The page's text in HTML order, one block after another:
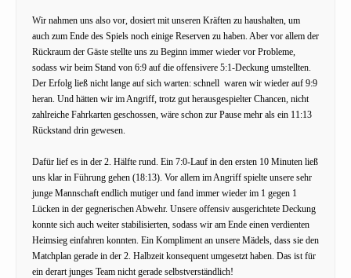
Wir nahmen uns also vor, dosiert mit unseren Kräften zu haushalten, um
auch zum Ende des Spiels noch einige Reserven zu haben. Aber vor allem der
Rückraum der Gäste stellte uns zu Beginn immer wieder vor Probleme,
sodass wir beim Stand von 6:9 auf die offensivere 5:1-Deckung umstellten.
Der Erfolg ließ nicht lange auf sich warten: schnell waren wir wieder auf 9:9
heran. Und hätten wir im Angriff, trotz gut herausgespielter Chancen, nicht
zahlreiche Fahrkarten geschossen, wäre schon zur Pause mehr als ein 11:13
Rückstand drin gewesen.
Dafür lief es in der 2. Hälfte rund. Ein 7:0-Lauf in den ersten 10 Minuten ließ
uns klar in Führung gehen (18:13). Vor allem im Angriff spielte unsere sehr
junge Mannschaft endlich mutiger und fand immer wieder im 1 gegen 1
Lücken in der gegnerischen Abwehr. Unsere offensiv ausgerichtete Deckung
konnte sich auch weiter stabilisierten, sodass wir am Ende einen verdienten
Heimsieg einfahren konnten. Ein Kompliment an unsere Mädels, dass sie den
Matchplan gerade in der 2. Halbzeit konsequent umgesetzt haben. Das ist für
ein derart junges Team nicht gerade selbstverständlich!